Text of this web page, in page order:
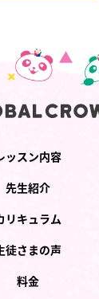
ッスン内容
先生紹介
リキュラム
徒さまの声
料金